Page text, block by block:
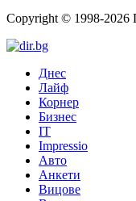
Copyright © 1998-2026
Днес
Лайф
Корнер
Бизнес
IT
Impressio
Авто
Анкети
Вицове